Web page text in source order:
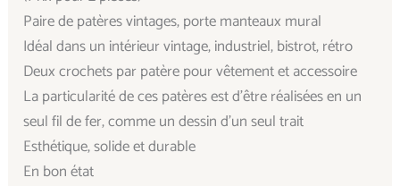
Paire de patères vintages, porte manteaux mural
Idéal dans un intérieur vintage, industriel, bistrot, rétro
Deux crochets par patère pour vêtement et accessoire
La particularité de ces patères est d’être réalisées en un
seul fil de fer, comme un dessin d’un seul trait
Esthétique, solide et durable
En bon état